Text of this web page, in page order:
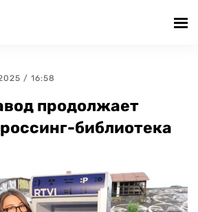
/ 16:58
продолжает
библиотека